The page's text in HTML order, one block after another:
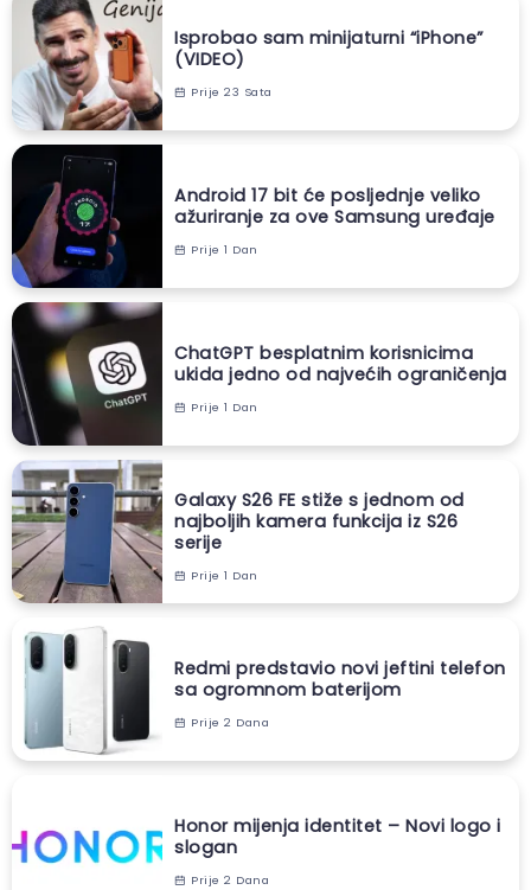
Isprobao sam minijaturni “iPhone”
(VIDEO)
Prije 23 Sata
Android 17 bit će posljednje veliko
ažuriranje za ove Samsung uređaje
Prije 1 Dan
ChatGPT besplatnim korisnicima
ukida jedno od najvećih ograničenja
Prije 1 Dan
Galaxy S26 FE stiže s jednom od
najboljih kamera funkcija iz S26
serije
Prije 1 Dan
Redmi predstavio novi jeftini telefon
sa ogromnom baterijom
Prije 2 Dana
Honor mijenja identitet – Novi logo i
slogan
Prije 2 Dana